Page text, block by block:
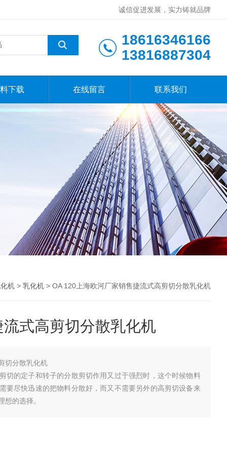
诚信促进发展，实力铸就品牌
18616346166
13816887304
下载 在线留言 联系我们
机 > 乳化机 > OA 120上海欧河厂家销售捷流式高剪切分散乳化机
式高剪切分散乳化机
切分散乳化机
切的定子和转子的分散剪切作用又过于强烈时，这个时候物料
要尽快迅速的把物料分散好，而又不需要另外的高剪切设备来
的选择。